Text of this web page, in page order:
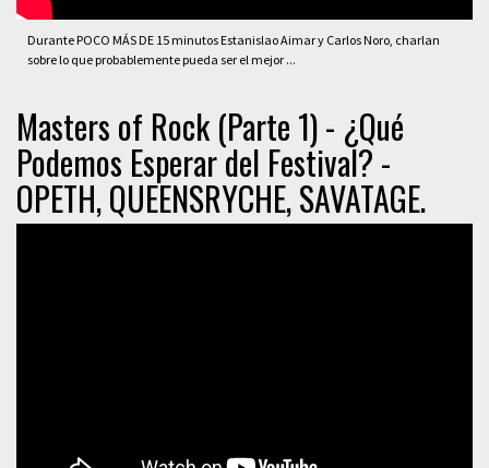
Durante POCO MÁS DE 15 minutos Estanislao Aimar y Carlos Noro, charlan
sobre lo que probablemente pueda ser el mejor ...
Masters of Rock (Parte 1) - ¿Qué
Podemos Esperar del Festival? -
OPETH, QUEENSRYCHE, SAVATAGE.